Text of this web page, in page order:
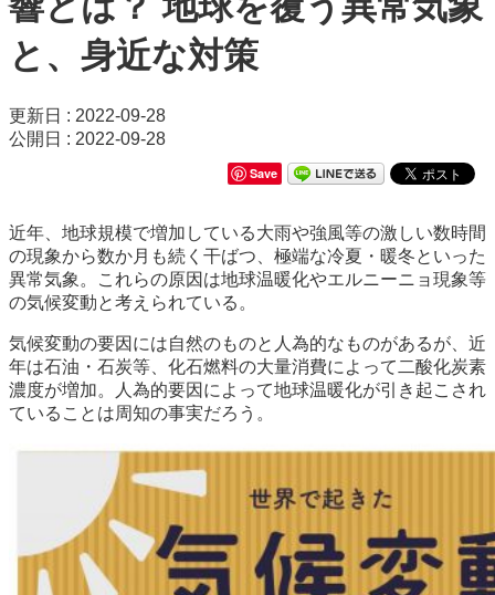
と、身近な対策
更新日 : 2022-09-28
公開日 : 2022-09-28
Save
近年、地球規模で増加している大雨や強風等の激しい数時間
の現象から数か月も続く干ばつ、極端な冷夏・暖冬といった
異常気象。これらの原因は地球温暖化やエルニーニョ現象等
の気候変動と考えられている。
気候変動の要因には自然のものと人為的なものがあるが、近
年は石油・石炭等、化石燃料の大量消費によって二酸化炭素
濃度が増加。人為的要因によって地球温暖化が引き起こされ
ていることは周知の事実だろう。